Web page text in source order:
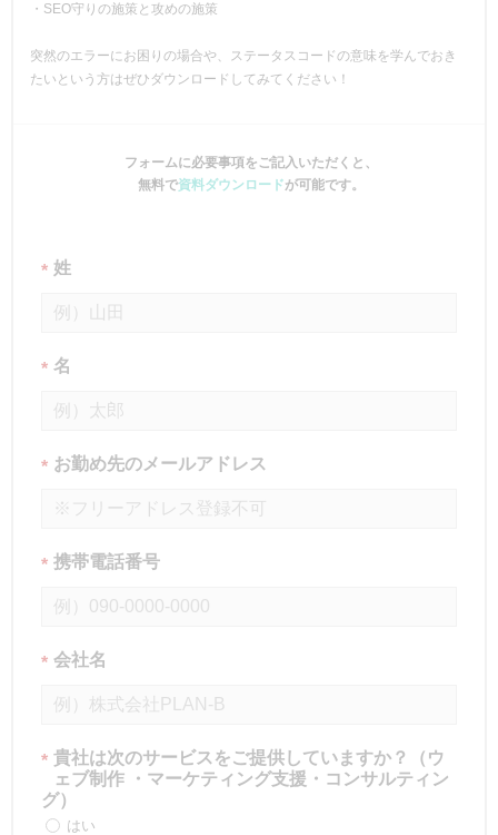
・SEO守りの施策と攻めの施策
突然のエラーにお困りの場合や、ステータスコードの意味を学んでおき
たいという方はぜひダウンロードしてみてください！
フォームに必要事項をご記入いただくと、
無料で資料ダウンロードが可能です。
* 姓
* 名
* お勤め先のメールアドレス
* 携帯電話番号
* 会社名
* 貴社は次のサービスをご提供していますか？（ウ
ェブ制作 ・マーケティング支援・コンサルティン
グ）
はい